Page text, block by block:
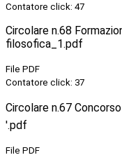
Contatore click: 47
Circolare n.68
filosofica_1.pdf
File PDF
Contatore click: 37
Circolare n.67
'.pdf
File PDF